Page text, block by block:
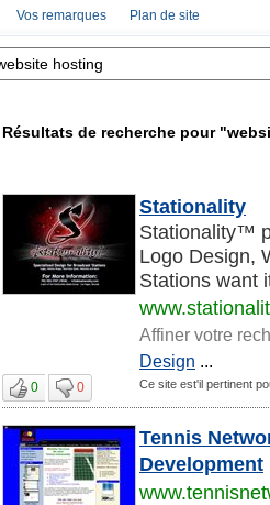
Vos remarques Plan de site
Résultats de recherche pour
Stationality
Stationality™
Logo Design,
Stations want
Affiner votre
Design ...
0 0 Ce site est'il pertinent
Tennis
Development